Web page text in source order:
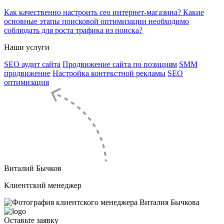
Как качественно настроить сео интернет-магазина? Какие
основные этапы поисковой оптимизации необходимо
соблюдать для роста трафика из поиска?
Наши услуги
SEO аудит сайта Продвижение сайта по позициям SMM
продвижение Настройка контекстной рекламы SEO
оптимизация
Виталий Бычков
Клиентский менеджер
Оставьте заявку